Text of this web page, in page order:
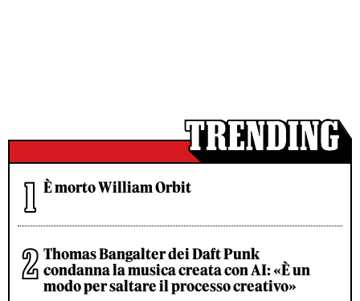
È morto William Orbit
Thomas Bangalter dei Daft Punk
condanna la musica creata con AI: «È un
modo per saltare il processo creativo»